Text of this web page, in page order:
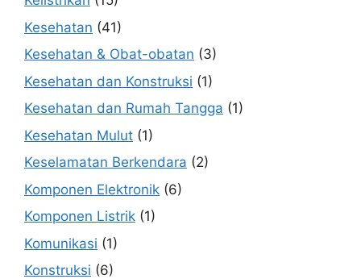
Kesehatan (41)
Kesehatan & Obat-obatan (3)
Kesehatan dan Konstruksi (1)
Kesehatan dan Rumah Tangga (1)
Kesehatan Mulut (1)
Keselamatan Berkendara (2)
Komponen Elektronik (6)
Komponen Listrik (1)
Komunikasi (1)
Konstruksi (6)